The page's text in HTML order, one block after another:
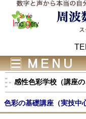
感性色彩学校（講座の
色彩の基礎講座（実技中